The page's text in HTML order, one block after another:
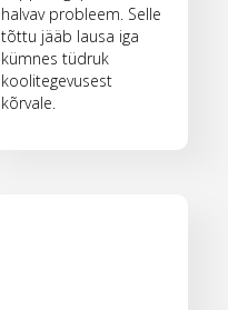
halvav probleem. Selle
tõttu jääb lausa iga
kümnes tüdruk
koolitegevusest
kõrvale.